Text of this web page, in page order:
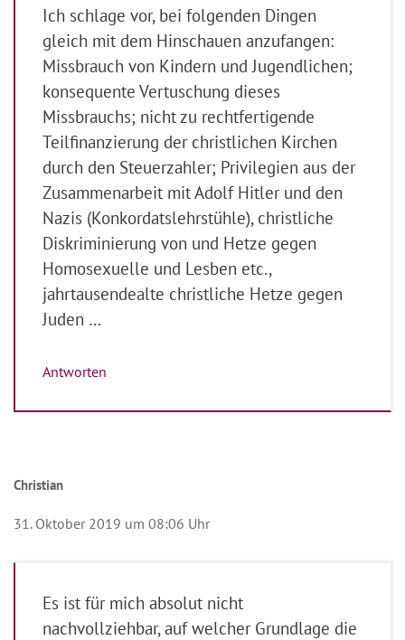
Ich schlage vor, bei folgenden Dingen
gleich mit dem Hinschauen anzufangen:
Missbrauch von Kindern und Jugendlichen;
konsequente Vertuschung dieses
Missbrauchs; nicht zu rechtfertigende
Teilfinanzierung der christlichen Kirchen
durch den Steuerzahler; Privilegien aus der
Zusammenarbeit mit Adolf Hitler und den
Nazis (Konkordatslehrstühle), christliche
Diskriminierung von und Hetze gegen
Homosexuelle und Lesben etc.,
jahrtausendealte christliche Hetze gegen
Juden …
Antworten
Christian
31. Oktober 2019 um 08:06 Uhr
Es ist für mich absolut nicht
nachvollziehbar, auf welcher Grundlage die